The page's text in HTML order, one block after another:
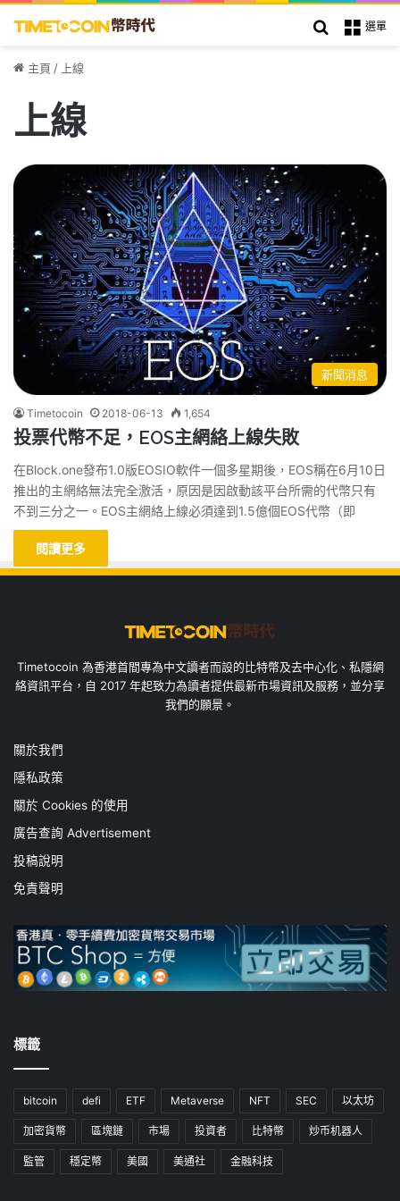
選單
搜索
主頁 / 上線
上線
新聞消息
Timetocoin 2018-06-13 1,654
投票代幣不足，EOS主網絡上線失敗
在Block.one發布1.0版EOSIO軟件一個多星期後，EOS稱在6月10日
推出的主網絡無法完全激活，原因是因啟動該平台所需的代幣只有
不到三分之一。EOS主網絡上線必須達到1.5億個EOS代幣（即
閱讀更多
Timetocoin 為香港首間專為中文讀者而設的比特幣及去中心化、私隱網
絡資訊平台，自 2017 年起致力為讀者提供最新市場資訊及服務，並分享
我們的願景。
關於我們
隱私政策
關於 Cookies 的使用
廣告查詢 Advertisement
投稿說明
免責聲明
標籤
bitcoin defi ETF Metaverse NFT SEC 以太坊
加密貨幣 區塊鏈 市場 投資者 比特幣 炒币机器人
監管 穩定幣 美國 美通社 金融科技